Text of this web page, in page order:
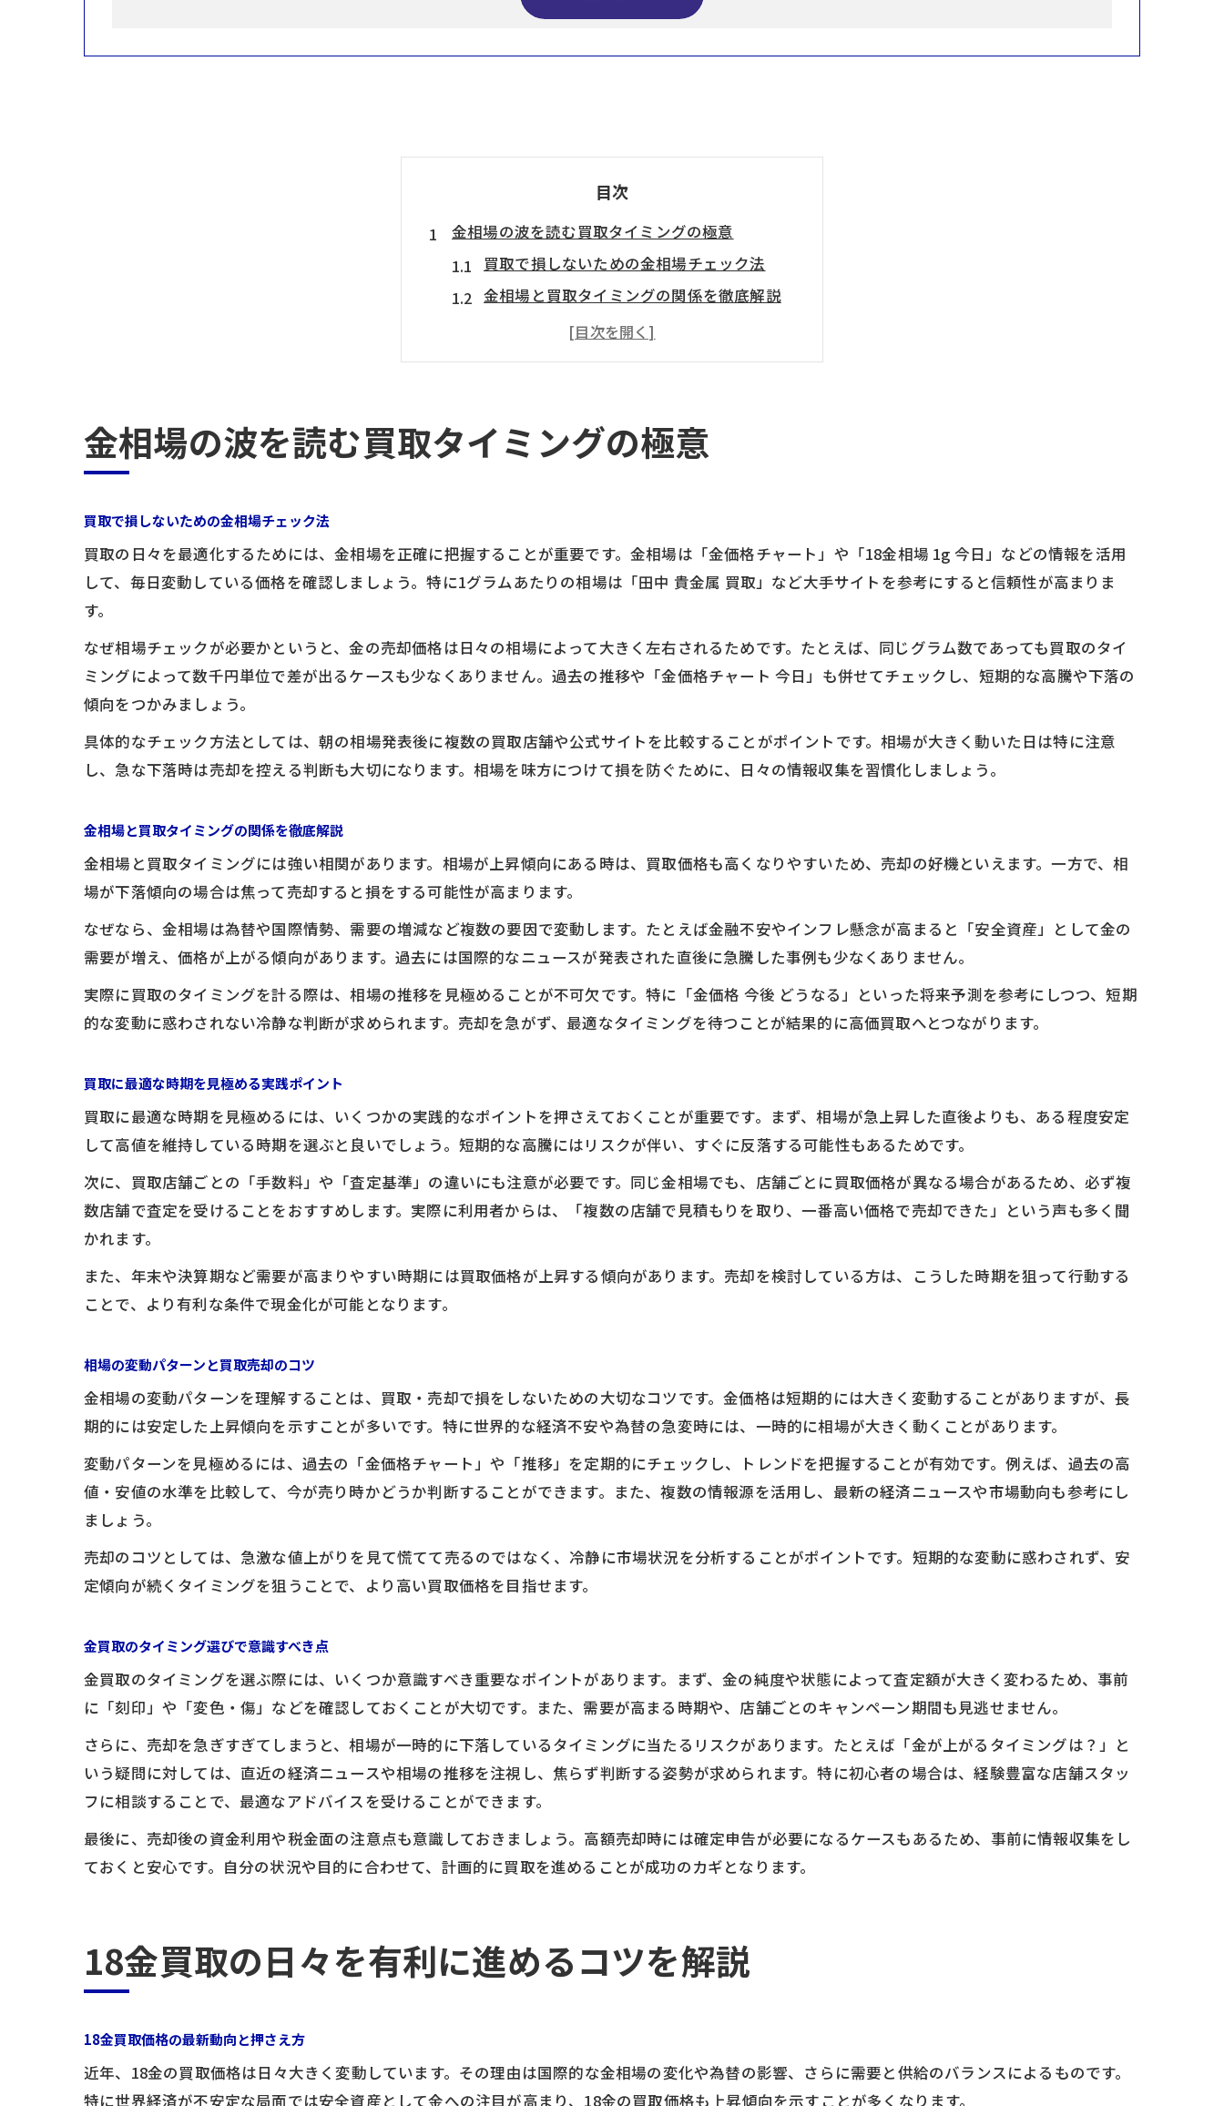
目次
金相場の波を読む買取タイミングの極意
買取で損しないための金相場チェック法
金相場と買取タイミングの関係を徹底解説
買取に最適な時期を見極める実践ポイント
相場の変動パターンと買取売却のコツ
18金買取の日々を有利に進めるコツを解説
18金買取価格の最新動向と押さえ方
18金相場のチェックで得するコツ
18金買取を有利にする売却判断基準
金相場変動で買取価格が動く理由とは
買取価格を上げるための相場分析手法
買取時に注目したい金価格チャート活用法
相場変動タイミングで得する買取戦略
チャート分析で買取売却時期を判断する
買取日々の売却判断に役立つ相場動向
金価格チャートが示す買取の好機とは
買取に最適なタイミングをチャートで把握
買取の現場で活きる相場チェックの実践知識
買取現場で役立つ相場確認のポイント
買取現場での金価格チャートの使い方
相場チェックで安心できる買取流れ
過去推移を知れば買取判断がもっと正確に
過去の相場推移を買取判断に活かすコツ
金価格推移グラフで見抜く売却タイミング
金相場の波を読む買取タイミングの極意
買取で損しないための金相場チェック法
買取の日々を最適化するためには、金相場を正確に把握することが重要です。金相場は「金価格チャート」や「18金相場 1g 今日」などの情報を活用
して、毎日変動している価格を確認しましょう。特に1グラムあたりの相場は「田中 貴金属 買取」など大手サイトを参考にすると信頼性が高まりま
す。
なぜ相場チェックが必要かというと、金の売却価格は日々の相場によって大きく左右されるためです。たとえば、同じグラム数であっても買取のタイ
ミングによって数千円単位で差が出るケースも少なくありません。過去の推移や「金価格チャート 今日」も併せてチェックし、短期的な高騰や下落の
傾向をつかみましょう。
具体的なチェック方法としては、朝の相場発表後に複数の買取店舗や公式サイトを比較することがポイントです。相場が大きく動いた日は特に注意
し、急な下落時は売却を控える判断も大切になります。相場を味方につけて損を防ぐために、日々の情報収集を習慣化しましょう。
金相場と買取タイミングの関係を徹底解説
金相場と買取タイミングには強い相関があります。相場が上昇傾向にある時は、買取価格も高くなりやすいため、売却の好機といえます。一方で、相
場が下落傾向の場合は焦って売却すると損をする可能性が高まります。
なぜなら、金相場は為替や国際情勢、需要の増減など複数の要因で変動します。たとえば金融不安やインフレ懸念が高まると「安全資産」として金の
需要が増え、価格が上がる傾向があります。過去には国際的なニュースが発表された直後に急騰した事例も少なくありません。
実際に買取のタイミングを計る際は、相場の推移を見極めることが不可欠です。特に「金価格 今後 どうなる」といった将来予測を参考にしつつ、短期
的な変動に惑わされない冷静な判断が求められます。売却を急がず、最適なタイミングを待つことが結果的に高価買取へとつながります。
買取に最適な時期を見極める実践ポイント
買取に最適な時期を見極めるには、いくつかの実践的なポイントを押さえておくことが重要です。まず、相場が急上昇した直後よりも、ある程度安定
して高値を維持している時期を選ぶと良いでしょう。短期的な高騰にはリスクが伴い、すぐに反落する可能性もあるためです。
次に、買取店舗ごとの「手数料」や「査定基準」の違いにも注意が必要です。同じ金相場でも、店舗ごとに買取価格が異なる場合があるため、必ず複
数店舗で査定を受けることをおすすめします。実際に利用者からは、「複数の店舗で見積もりを取り、一番高い価格で売却できた」という声も多く聞
かれます。
また、年末や決算期など需要が高まりやすい時期には買取価格が上昇する傾向があります。売却を検討している方は、こうした時期を狙って行動する
ことで、より有利な条件で現金化が可能となります。
相場の変動パターンと買取売却のコツ
金相場の変動パターンを理解することは、買取・売却で損をしないための大切なコツです。金価格は短期的には大きく変動することがありますが、長
期的には安定した上昇傾向を示すことが多いです。特に世界的な経済不安や為替の急変時には、一時的に相場が大きく動くことがあります。
変動パターンを見極めるには、過去の「金価格チャート」や「推移」を定期的にチェックし、トレンドを把握することが有効です。例えば、過去の高
値・安値の水準を比較して、今が売り時かどうか判断することができます。また、複数の情報源を活用し、最新の経済ニュースや市場動向も参考にし
ましょう。
売却のコツとしては、急激な値上がりを見て慌てて売るのではなく、冷静に市場状況を分析することがポイントです。短期的な変動に惑わされず、安
定傾向が続くタイミングを狙うことで、より高い買取価格を目指せます。
金買取のタイミング選びで意識すべき点
金買取のタイミングを選ぶ際には、いくつか意識すべき重要なポイントがあります。まず、金の純度や状態によって査定額が大きく変わるため、事前
に「刻印」や「変色・傷」などを確認しておくことが大切です。また、需要が高まる時期や、店舗ごとのキャンペーン期間も見逃せません。
さらに、売却を急ぎすぎてしまうと、相場が一時的に下落しているタイミングに当たるリスクがあります。たとえば「金が上がるタイミングは？」と
いう疑問に対しては、直近の経済ニュースや相場の推移を注視し、焦らず判断する姿勢が求められます。特に初心者の場合は、経験豊富な店舗スタッ
フに相談することで、最適なアドバイスを受けることができます。
最後に、売却後の資金利用や税金面の注意点も意識しておきましょう。高額売却時には確定申告が必要になるケースもあるため、事前に情報収集をし
ておくと安心です。自分の状況や目的に合わせて、計画的に買取を進めることが成功のカギとなります。
18金買取の日々を有利に進めるコツを解説
18金買取価格の最新動向と押さえ方
近年、18金の買取価格は日々大きく変動しています。その理由は国際的な金相場の変化や為替の影響、さらに需要と供給のバランスによるものです。
特に世界経済が不安定な局面では安全資産として金への注目が高まり、18金の買取価格も上昇傾向を示すことが多くなります。
お気軽にお問い合わせください